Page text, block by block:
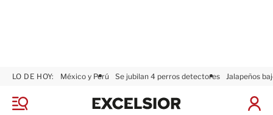
M
LO DE HOY: México y Perú Se jubilan 4 perros detectores Jalapeños
I
x